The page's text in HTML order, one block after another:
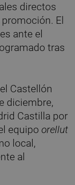
directos
El
ante el
tras
Castellón
diciembre,
Castilla por
equipoorellut
local,
al